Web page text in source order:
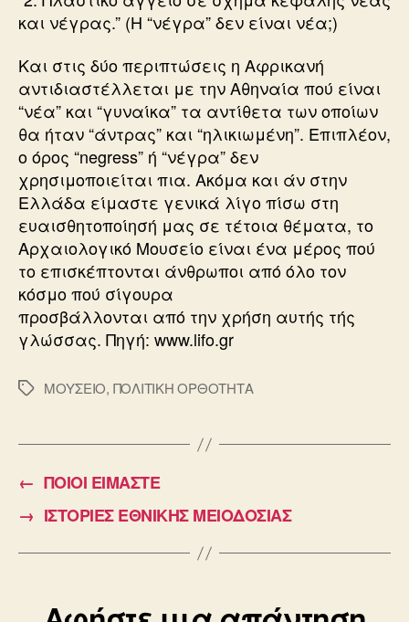
και νέγρας.” (Η “νέγρα” δεν είναι νέα;)
Και στις δύο περιπτώσεις η Αφρικανή
αντιδιαστέλλεται με την Αθηναία πού είναι
“νέα” και “γυναίκα” τα αντίθετα των οποίων
θα ήταν “άντρας” και “ηλικιωμένη”. Επιπλέον,
ο όρος “negress” ή “νέγρα” δεν
χρησιμοποιείται πια. Ακόμα και άν στην
Ελλάδα είμαστε γενικά λίγο πίσω στη
ευαισθητοποίησή μας σε τέτοια θέματα, το
Αρχαιολογικό Μουσείο είναι ένα μέρος πού
το επισκέπτονται άνθρωποι από όλο τον
κόσμο πού σίγουρα
προσβάλλονται από την χρήση αυτής τής
γλώσσας. Πηγή: www.lifo.gr
ΕτικέτεςΜΟΥΣΕΙΟ, ΠΟΛΙΤΙΚΗ ΟΡΘΟΤΗΤΑ
← ΠΟΙΟΙ ΕΙΜΑΣΤΕ
→ ΙΣΤΟΡΙΕΣ ΕΘΝΙΚΗΣ ΜΕΙΟΔΟΣΙΑΣ